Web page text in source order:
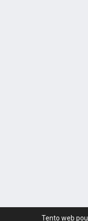
Tento web